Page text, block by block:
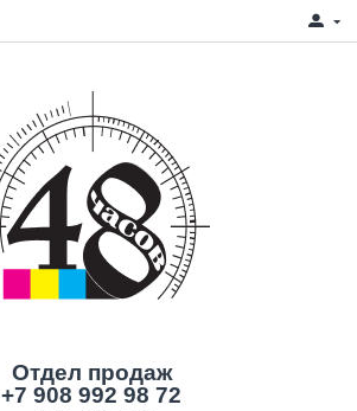
Отдел продаж
+7 908 992 98 72